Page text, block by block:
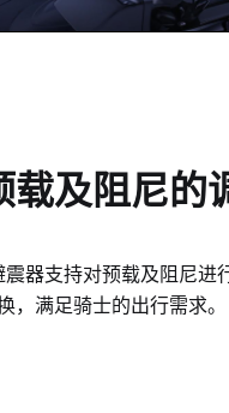
载及阻尼的
器支持对预载及阻尼进
，满足骑士的出行需求。